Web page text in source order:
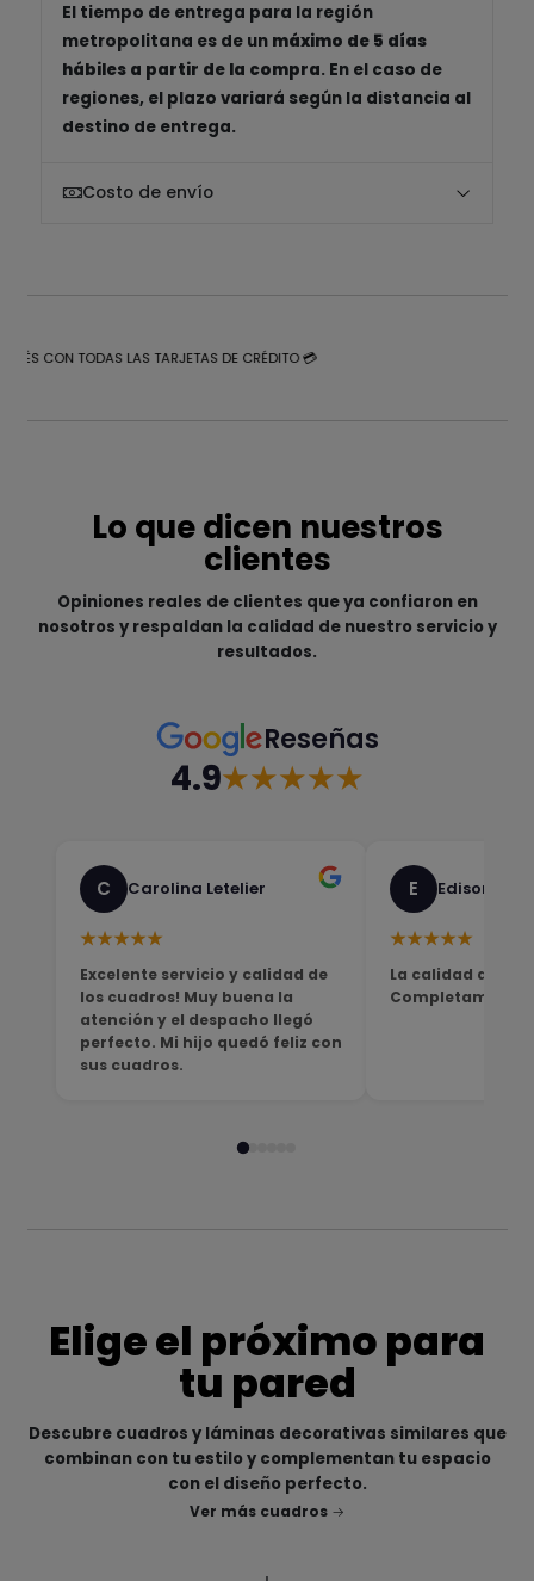
El tiempo de entrega para la región
metropolitana es de un máximo de 5 días
hábiles a partir de la compra. En el caso de
regiones, el plazo variará según la distancia al
destino de entrega.
Costo de envío
CON TODAS LAS TARJETAS DE CRÉDITO 💳
Lo que dicen nuestros
clientes
Opiniones reales de clientes que ya confiaron en
nosotros y respaldan la calidad de nuestro servicio y
resultados.
Reseñas
4.9★★★★★
C Carolina Letelier
★★★★★
Excelente servicio y calidad de
los cuadros! Muy buena la
atención y el despacho llegó
perfecto. Mi hijo quedó feliz con
sus cuadros.
E Edison
★★★★★
La calidad del
Completamente
Elige el próximo para
tu pared
Descubre cuadros y láminas decorativas similares que
combinan con tu estilo y complementan tu espacio
con el diseño perfecto.
Ver más cuadros